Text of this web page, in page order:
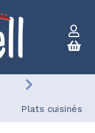
Plats cuisinés